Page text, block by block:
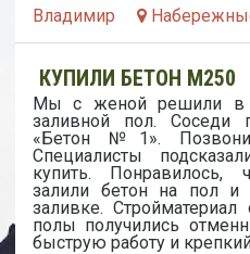
Владимир
КУПИЛИ БЕТОН М250
Мы с женой решили в
заливной пол. Соседи
«Бетон №1».
Специалисты
купить. Понравилось,
залили бетон на пол и
заливке. Стройматериал
полы получились
быструю работу и